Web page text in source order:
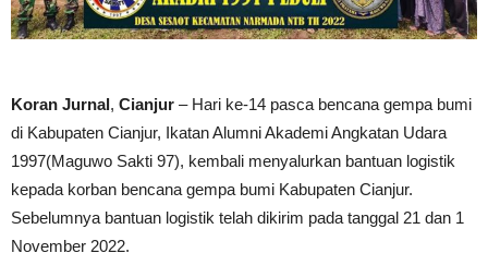
Koran Jurnal , Cianjur – Hari ke-14 pasca bencana gempa bumi
di Kabupaten Cianjur, Ikatan Alumni Akademi Angkatan Udara
1997(Maguwo Sakti 97), kembali menyalurkan bantuan logistik
kepada korban bencana gempa bumi Kabupaten Cianjur.
Sebelumnya bantuan logistik telah dikirim pada tanggal 21 dan 1
November 2022.